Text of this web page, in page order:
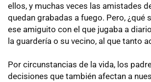
ellos, y muchas veces las amistades
quedan grabadas a fuego. Pero, ¿qué
ese amiguito con el que jugaba a
la guardería o su vecino, al que tanto
Por circunstancias de la vida, los
decisiones que también afectan a